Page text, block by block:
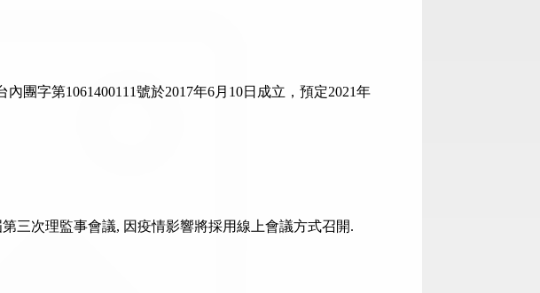
團字第1061400111號於2017年6月10日成立，預定2021年
三次理監事會議, 因疫情影響將採用線上會議方式召開.